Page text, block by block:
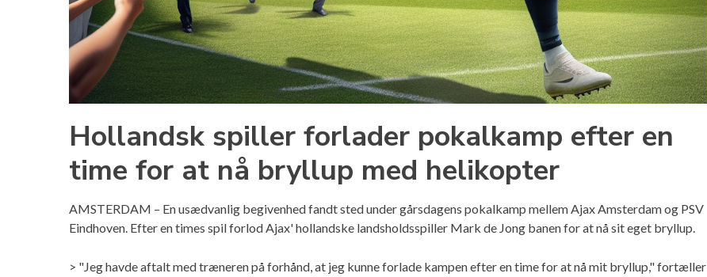
Hollandsk spiller forlader pokalkamp efter en
time for at nå bryllup med helikopter
AMSTERDAM – En usædvanlig begivenhed fandt sted under gårsdagens pokalkamp mellem Ajax Amsterdam og PSV
Eindhoven. Efter en times spil forlod Ajax' hollandske landsholdsspiller Mark de Jong banen for at nå sit eget bryllup.
> "Jeg havde aftalt med træneren på forhånd, at jeg kunne forlade kampen efter en time for at nå mit bryllup," fortæller